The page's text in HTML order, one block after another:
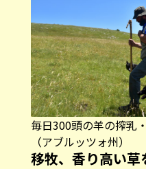
毎日300頭の羊の搾乳
（アブルッツォ州）
移牧、香り高い草